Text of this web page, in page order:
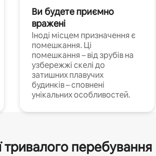
Ви будете приємно
вражені
Іноді місцем призначення є
помешкання. Ці
помешкання – від зрубів на
узбережжі скелі до
затишних плавучих
будинків – сповнені
унікальних особливостей.
тривалого перебування